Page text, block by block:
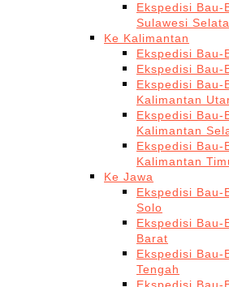
Ekspedisi Bau-
Sulawesi
Ke Kalimantan
Ekspedisi Bau-
Ekspedisi Bau-
Ekspedisi Bau-
Kalimantan
Ekspedisi Bau-
Kalimantan
Ekspedisi Bau-
Kalimantan
Ke Jawa
Ekspedisi Bau-
Solo
Ekspedisi Bau-
Barat
Ekspedisi Bau-
Tengah